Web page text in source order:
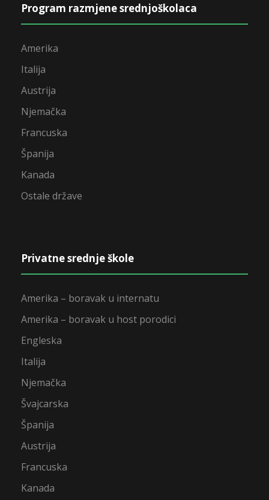
Program razmjene srednjoškolaca
Amerika
Italija
Austrija
Njemačka
Francuska
Španija
Kanada
Ostale države
Privatne srednje škole
Amerika – boravak u internatu
Amerika – boravak u host porodici
Engleska
Italija
Njemačka
Švajcarska
Španija
Austrija
Francuska
Kanada